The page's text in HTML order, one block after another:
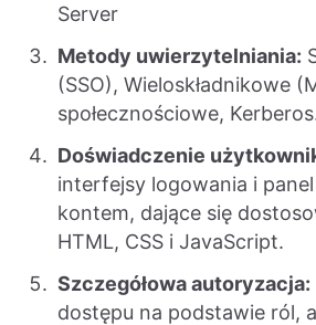
Server
Metody uwierzytelniania:
(SSO), Wieloskładnikowe
społecznościowe,
Doświadczenie
interfejsy logowania i
kontem, dające się
HTML, CSS i JavaScript.
Szczegółowa autoryzacja:
dostępu na podstawie ról,